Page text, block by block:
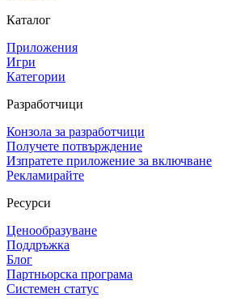
Каталог
Приложения
Игри
Категории
Разработчици
Конзола за разработчици
Получете потвърждение
Изпратете приложение за включване
Рекламирайте
Ресурси
Ценообразуване
Поддръжка
Блог
Партньорска програма
Системен статус